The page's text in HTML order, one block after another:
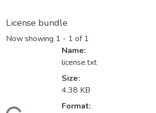
License bundle
Now showing 1 - 1 of 1
Name:
license.txt
Size:
4.38 KB
Format: